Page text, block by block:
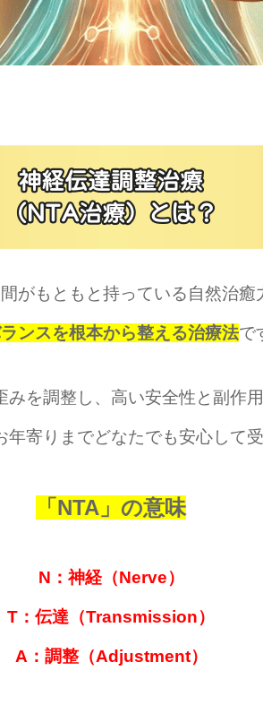
がもともと持っている自然治癒
ンスを根本から整える治療法で
を調整し、高い安全性と副作
寄りまでどなたでも安心して
「NTA」の意味
N：神経（Nerve）
T：伝達（Transmission）
A：調整（Adjustment）